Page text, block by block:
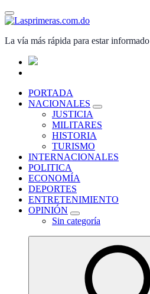
Saltar
al
La vía más rápida para estar informado
PORTADA
NACIONALES
JUSTICIA
MILITARES
HISTORIA
TURISMO
INTERNACIONALES
POLITICA
ECONOMÍA
DEPORTES
ENTRETENIMIENTO
OPINIÓN
Sin categoría